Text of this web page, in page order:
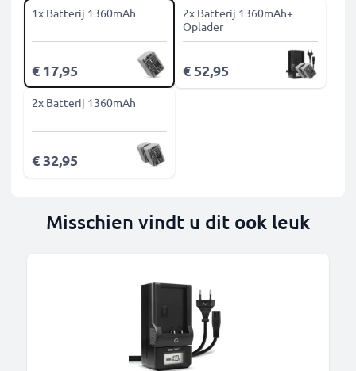
1x Batterij 1360mAh
€ 17,95
2x Batterij 1360mAh+
Oplader
€ 52,95
2x Batterij 1360mAh
€ 32,95
Misschien vindt u dit ook leuk